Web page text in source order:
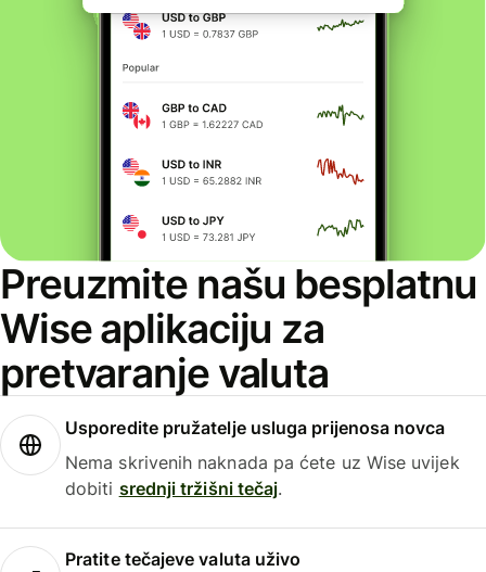
Preuzmite našu besplatnu
Wise aplikaciju za
pretvaranje valuta
Usporedite pružatelje usluga prijenosa novca
Nema skrivenih naknada pa ćete uz Wise uvijek
dobiti srednji tržišni tečaj.
Pratite tečajeve valuta uživo